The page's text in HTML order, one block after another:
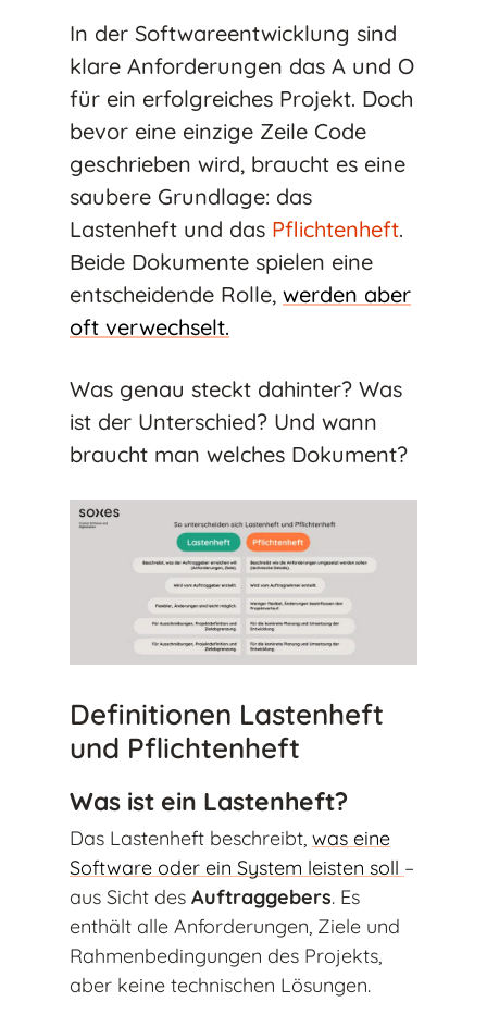
In der Softwareentwicklung sind
klare Anforderungen das A und O
für ein erfolgreiches Projekt. Doch
bevor eine einzige Zeile Code
geschrieben wird, braucht es eine
saubere Grundlage: das
Lastenheft und das Pflichtenheft.
Beide Dokumente spielen eine
entscheidende Rolle, werden aber
oft verwechselt.
Was genau steckt dahinter? Was
ist der Unterschied? Und wann
braucht man welches Dokument?
Definitionen Lastenheft
und Pflichtenheft
Was ist ein Lastenheft?
Das Lastenheft beschreibt, was eine
Software oder ein System leisten soll –
aus Sicht des Auftraggebers. Es
enthält alle Anforderungen, Ziele und
Rahmenbedingungen des Projekts,
aber keine technischen Lösungen.